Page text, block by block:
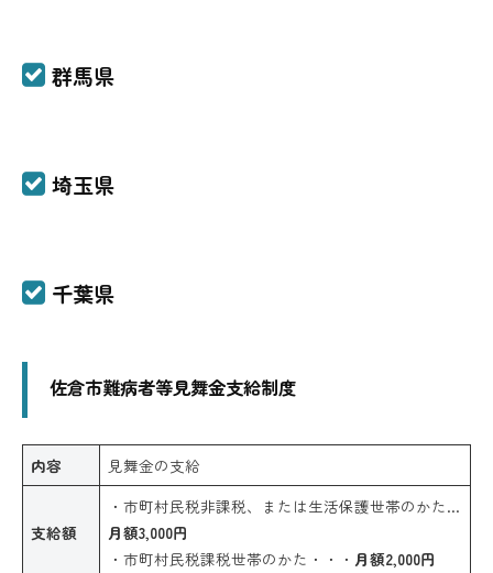
群馬県
埼玉県
千葉県
佐倉市難病者等見舞金支給制度
内容 見舞金の支給
支給額
・市町村民税非課税、または生活保護世帯のかた…
月額3,000円
・市町村民税課税世帯のかた・・・ 月額2,000円